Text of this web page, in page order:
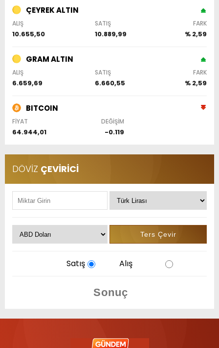
ÇEYREK ALTIN
ALIŞ SATIŞ FARK
10.655,50 10.889,99 % 2,59
GRAM ALTIN
ALIŞ SATIŞ FARK
6.659,69 6.660,55 % 2,59
BITCOIN
FİYAT DEĞİŞİM
64.944,01 -0.119
DÖVİZ ÇEVİRİCİ
Satış Alış